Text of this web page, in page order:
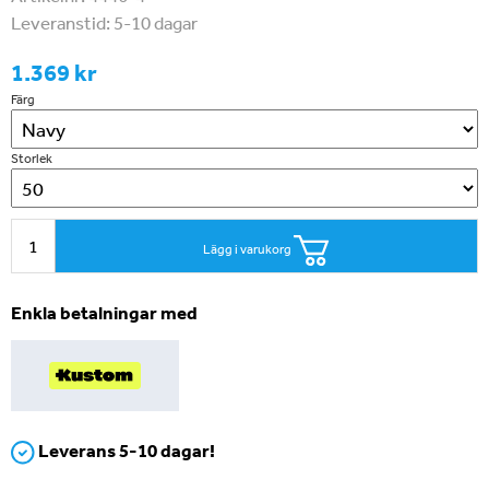
Leveranstid: 5-10 dagar
1.369 kr
Färg
Storlek
Lägg i varukorg
Enkla betalningar med
Leverans 5-10 dagar!